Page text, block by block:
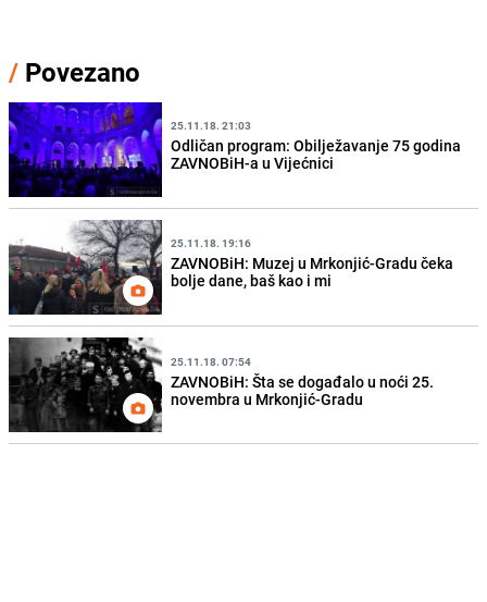
/ Povezano
25.11.18. 21:03
Odličan program: Obilježavanje 75 godina
ZAVNOBiH-a u Vijećnici
25.11.18. 19:16
ZAVNOBiH: Muzej u Mrkonjić-Gradu čeka
bolje dane, baš kao i mi
25.11.18. 07:54
ZAVNOBiH: Šta se događalo u noći 25.
novembra u Mrkonjić-Gradu